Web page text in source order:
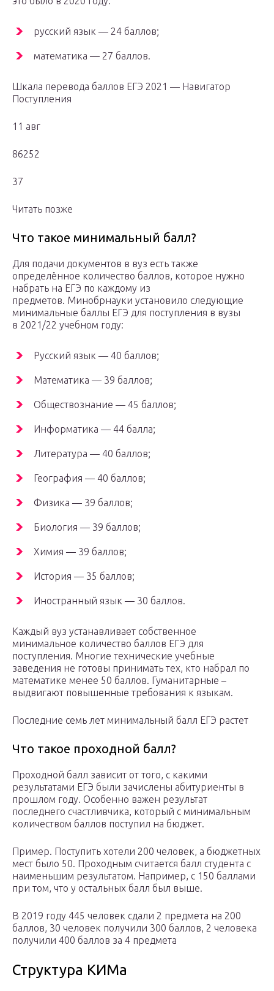
русский язык — 24 баллов;
математика — 27 баллов.
Шкала перевода баллов ЕГЭ 2021 — Навигатор
Поступления
11 авг
86252
37
Читать позже
Что такое минимальный балл?
Для подачи документов в вуз есть также
определённое количество баллов, которое нужно
набрать на ЕГЭ по каждому из
предметов. Минобрнауки установило следующие
минимальные баллы ЕГЭ для поступления в вузы
в 2021/22 учебном году:
Русский язык — 40 баллов;
Математика — 39 баллов;
Обществознание — 45 баллов;
Информатика — 44 балла;
Литература — 40 баллов;
География — 40 баллов;
Физика — 39 баллов;
Биология — 39 баллов;
Химия — 39 баллов;
История — 35 баллов;
Иностранный язык — 30 баллов.
Каждый вуз устанавливает собственное
минимальное количество баллов ЕГЭ для
поступления. Многие технические учебные
заведения не готовы принимать тех, кто набрал по
математике менее 50 баллов. Гуманитарные –
выдвигают повышенные требования к языкам.
Последние семь лет минимальный балл ЕГЭ растет
Что такое проходной балл?
Проходной балл зависит от того, с какими
результатами ЕГЭ были зачислены абитуриенты в
прошлом году. Особенно важен результат
последнего счастливчика, который с минимальным
количеством баллов поступил на бюджет.
Пример. Поступить хотели 200 человек, а бюджетных
мест было 50. Проходным считается балл студента с
наименьшим результатом. Например, с 150 баллами
при том, что у остальных балл был выше.
В 2019 году 445 человек сдали 2 предмета на 200
баллов, 30 человек получили 300 баллов, 2 человека
получили 400 баллов за 4 предмета
Структура КИМа